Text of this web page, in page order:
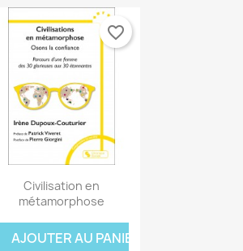
Aperçu rapide
Civilisation en
métamorphose
AJOUTER AU PANIER
favorite_border